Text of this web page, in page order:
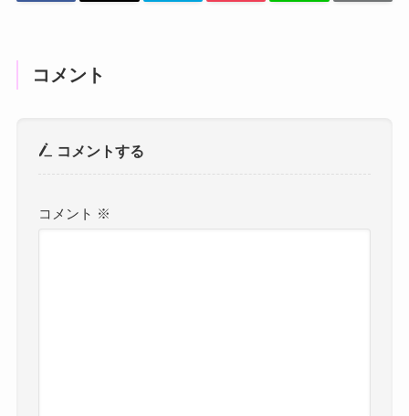
コメント
コメントする
コメント ※